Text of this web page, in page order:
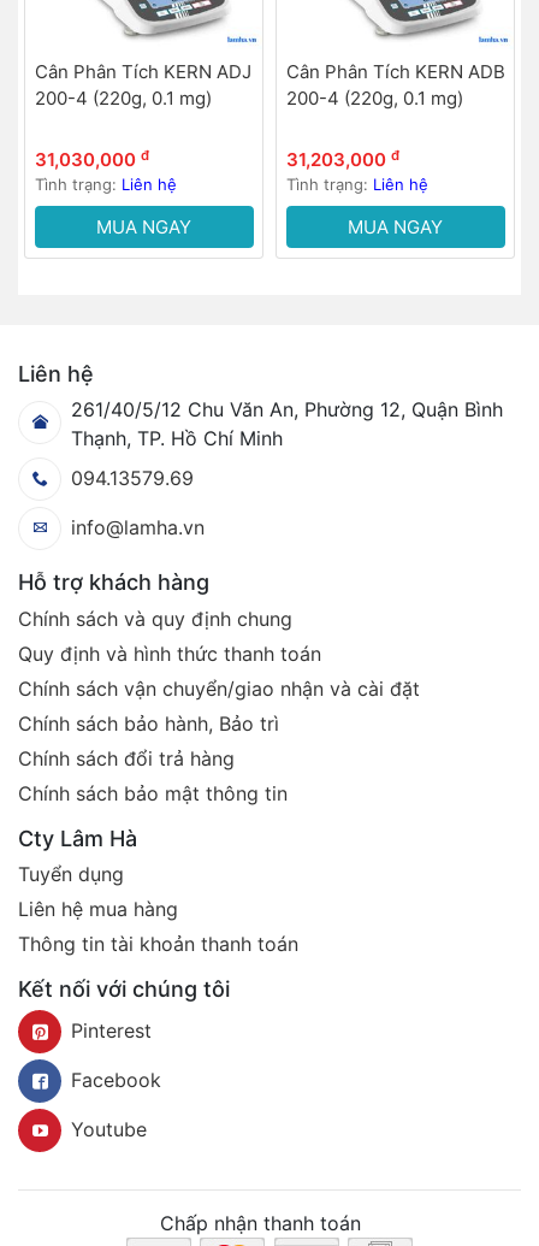
Cân Phân Tích KERN ADJ
200-4 (220g, 0.1 mg)
31,030,000 đ
Tình trạng: Liên hệ
MUA NGAY
Cân Phân Tích KERN ADB
200-4 (220g, 0.1 mg)
31,203,000 đ
Tình trạng: Liên hệ
MUA NGAY
Liên hệ
261/40/5/12 Chu Văn An, Phường 12, Quận Bình
Thạnh, TP. Hồ Chí Minh
094.13579.69
info@lamha.vn
Hỗ trợ khách hàng
Chính sách và quy định chung
Quy định và hình thức thanh toán
Chính sách vận chuyển/giao nhận và cài đặt
Chính sách bảo hành, Bảo trì
Chính sách đổi trả hàng
Chính sách bảo mật thông tin
Cty Lâm Hà
Tuyển dụng
Liên hệ mua hàng
Thông tin tài khoản thanh toán
Kết nối với chúng tôi
Pinterest
Facebook
Youtube
Chấp nhận thanh toán